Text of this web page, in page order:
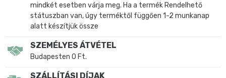
mindkét esetben várja meg. Ha a termék Rendelhető
státuszban van, úgy terméktől függően 1-2 munkanap
alatt készítjük össze
SZEMÉLYES ÁTVÉTEL
Budapesten 0 Ft.
SZÁLLÍTÁSI DÍJAK